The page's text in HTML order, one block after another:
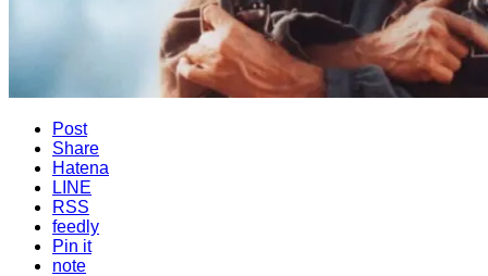
Post
Share
Hatena
LINE
RSS
feedly
Pin it
note